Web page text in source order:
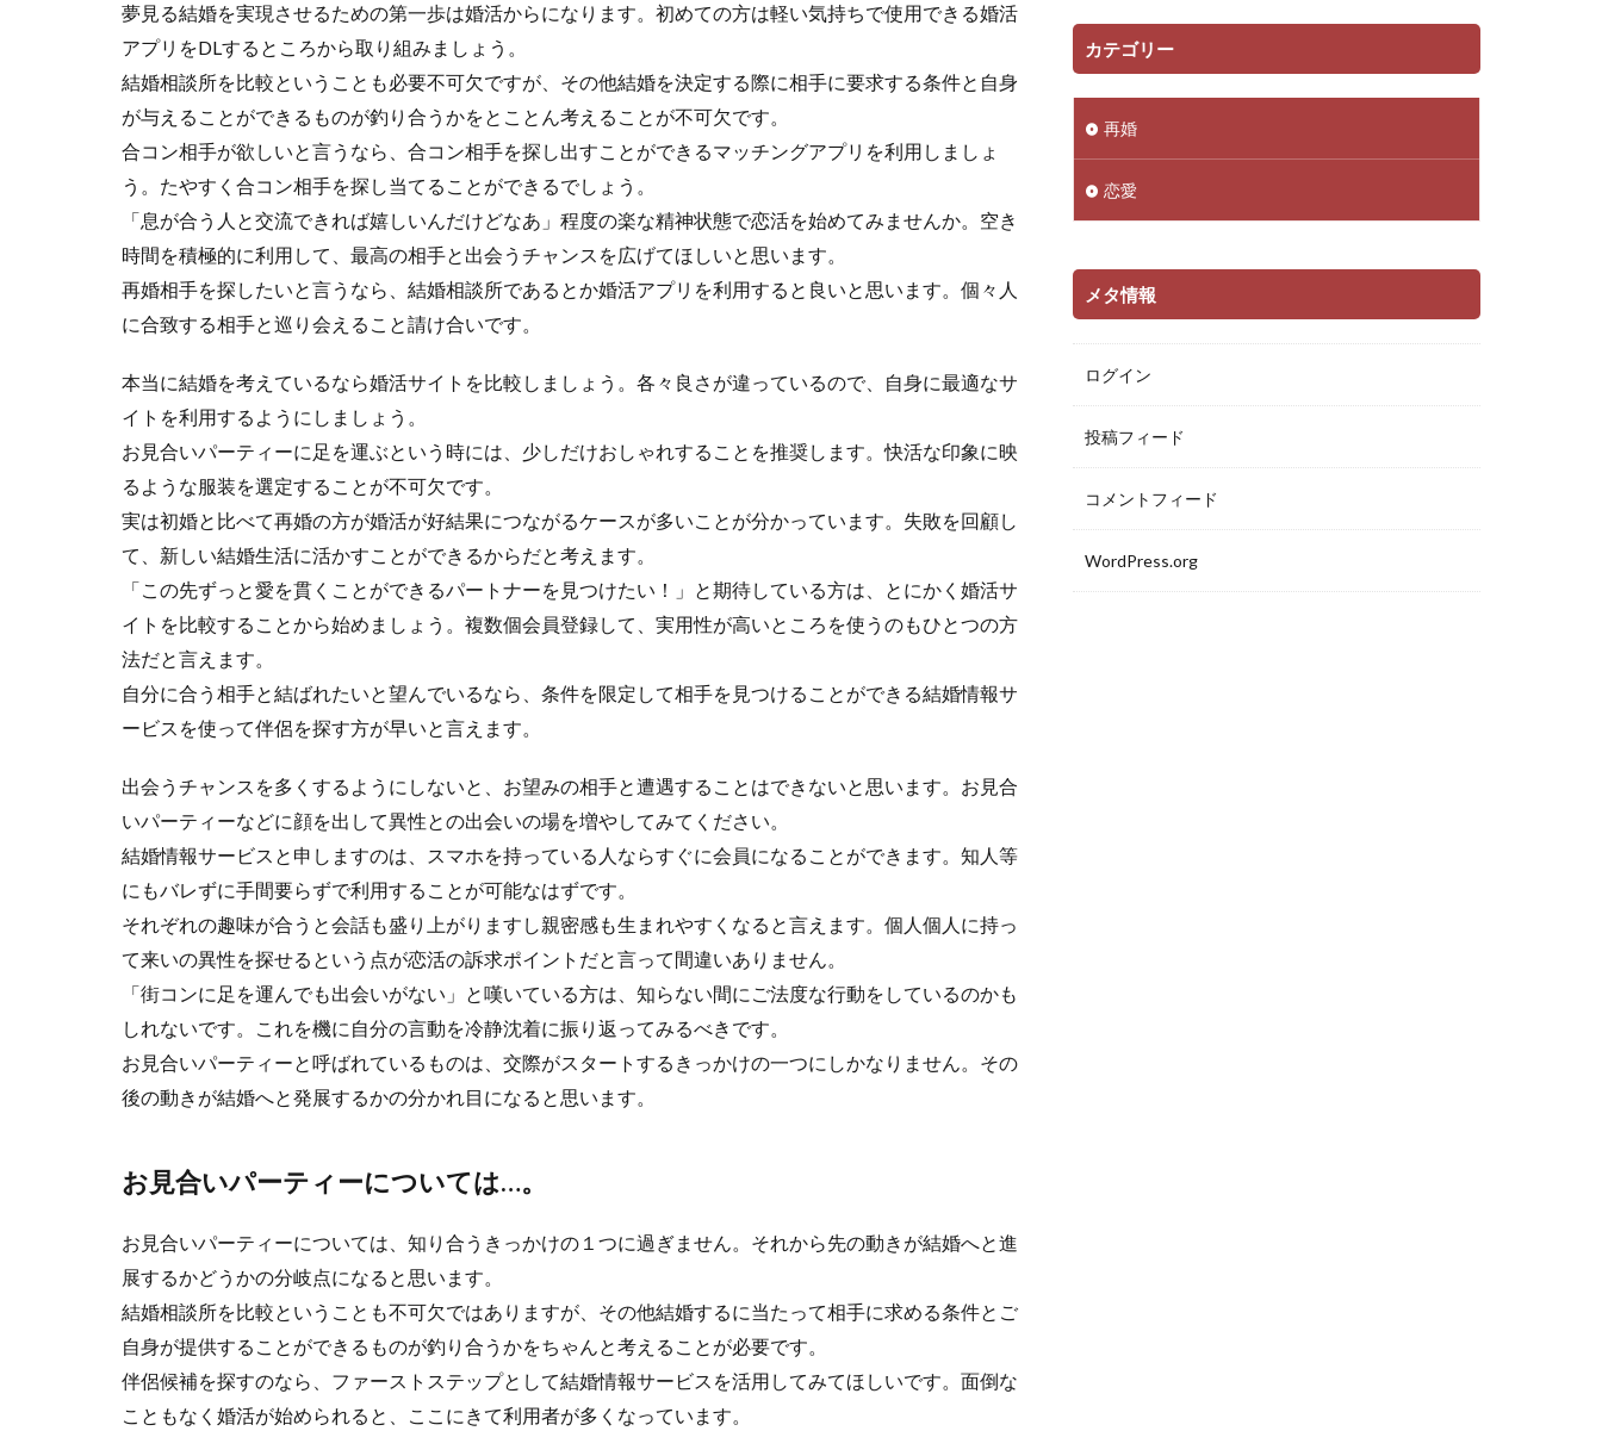
夢見る結婚を実現させるための第一歩は婚活からになります。初めての方は軽い気持ちで使用できる婚活
アプリをDLするところから取り組みましょう。
結婚相談所を比較ということも必要不可欠ですが、その他結婚を決定する際に相手に要求する条件と自身
が与えることができるものが釣り合うかをとことん考えることが不可欠です。
合コン相手が欲しいと言うなら、合コン相手を探し出すことができるマッチングアプリを利用しましょ
う。たやすく合コン相手を探し当てることができるでしょう。
「息が合う人と交流できれば嬉しいんだけどなあ」程度の楽な精神状態で恋活を始めてみませんか。空き
時間を積極的に利用して、最高の相手と出会うチャンスを広げてほしいと思います。
再婚相手を探したいと言うなら、結婚相談所であるとか婚活アプリを利用すると良いと思います。個々人
に合致する相手と巡り会えること請け合いです。
本当に結婚を考えているなら婚活サイトを比較しましょう。各々良さが違っているので、自身に最適なサ
イトを利用するようにしましょう。
お見合いパーティーに足を運ぶという時には、少しだけおしゃれすることを推奨します。快活な印象に映
るような服装を選定することが不可欠です。
実は初婚と比べて再婚の方が婚活が好結果につながるケースが多いことが分かっています。失敗を回顧し
て、新しい結婚生活に活かすことができるからだと考えます。
「この先ずっと愛を貫くことができるパートナーを見つけたい！」と期待している方は、とにかく婚活サ
イトを比較することから始めましょう。複数個会員登録して、実用性が高いところを使うのもひとつの方
法だと言えます。
自分に合う相手と結ばれたいと望んでいるなら、条件を限定して相手を見つけることができる結婚情報サ
ービスを使って伴侶を探す方が早いと言えます。
出会うチャンスを多くするようにしないと、お望みの相手と遭遇することはできないと思います。お見合
いパーティーなどに顔を出して異性との出会いの場を増やしてみてください。
結婚情報サービスと申しますのは、スマホを持っている人ならすぐに会員になることができます。知人等
にもバレずに手間要らずで利用することが可能なはずです。
それぞれの趣味が合うと会話も盛り上がりますし親密感も生まれやすくなると言えます。個人個人に持っ
て来いの異性を探せるという点が恋活の訴求ポイントだと言って間違いありません。
「街コンに足を運んでも出会いがない」と嘆いている方は、知らない間にご法度な行動をしているのかも
しれないです。これを機に自分の言動を冷静沈着に振り返ってみるべきです。
お見合いパーティーと呼ばれているものは、交際がスタートするきっかけの一つにしかなりません。その
後の動きが結婚へと発展するかの分かれ目になると思います。
お見合いパーティーについては…。
お見合いパーティーについては、知り合うきっかけの１つに過ぎません。それから先の動きが結婚へと進
展するかどうかの分岐点になると思います。
結婚相談所を比較ということも不可欠ではありますが、その他結婚するに当たって相手に求める条件とご
自身が提供することができるものが釣り合うかをちゃんと考えることが必要です。
伴侶候補を探すのなら、ファーストステップとして結婚情報サービスを活用してみてほしいです。面倒な
こともなく婚活が始められると、ここにきて利用者が多くなっています。
カテゴリー
再婚
恋愛
メタ情報
ログイン
投稿フィード
コメントフィード
WordPress.org